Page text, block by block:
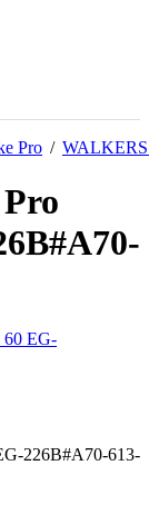
Pro /
226B#A70-613-